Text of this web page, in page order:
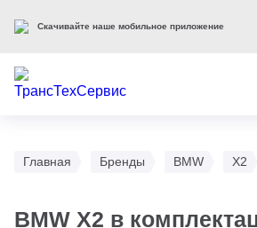
Главная Бренды BMW X2
BMW X2 в
Скачивайте наше мобильное приложение